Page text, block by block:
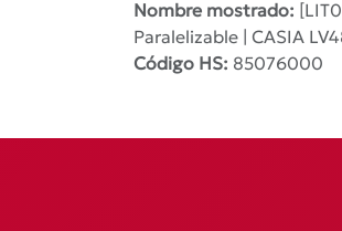
Nombre mostrado:
Paralelizable | CASIA
Código HS: 85076000